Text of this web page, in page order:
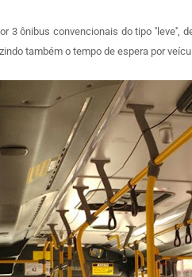
3 ônibus convencionais do tipo ''leve'',
também o tempo de espera por